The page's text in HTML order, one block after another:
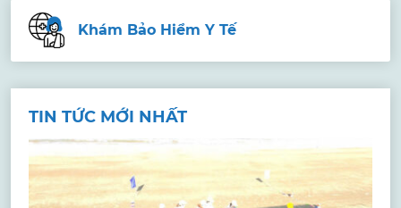
Khám Bảo Hiểm Y Tế
TIN TỨC MỚI NHẤT